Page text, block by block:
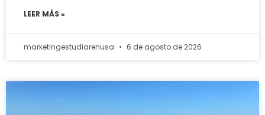
LEER MÁS »
marketingestudiarenusa 6 de agosto de 2026